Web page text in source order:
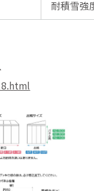
耐積雪強